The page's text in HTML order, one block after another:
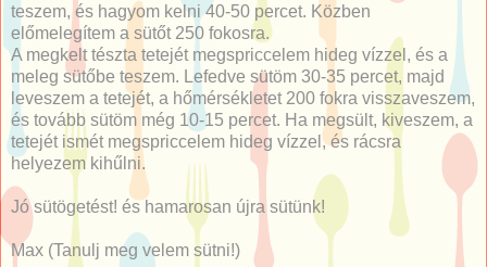
teszem, és hagyom kelni 40-50 percet. Közben
előmelegítem a sütőt 250 fokosra.
A megkelt tészta tetejét megspriccelem hideg vízzel, és a
meleg sütőbe teszem. Lefedve sütöm 30-35 percet, majd
leveszem a tetejét, a hőmérsékletet 200 fokra visszaveszem,
és tovább sütöm még 10-15 percet. Ha megsült, kiveszem, a
tetejét ismét megspriccelem hideg vízzel, és rácsra
helyezem kihűlni.
Jó sütögetést! és hamarosan újra sütünk!
Max (Tanulj meg velem sütni!)